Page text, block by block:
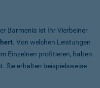
Barmenia ist Ihr Vierbeiner
. Von welchen Leistungen
Einzelnen profitieren, haben
Sie erhalten beispielsweise